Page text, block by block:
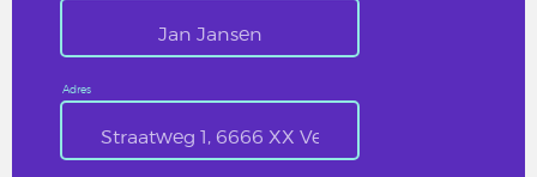
Adres